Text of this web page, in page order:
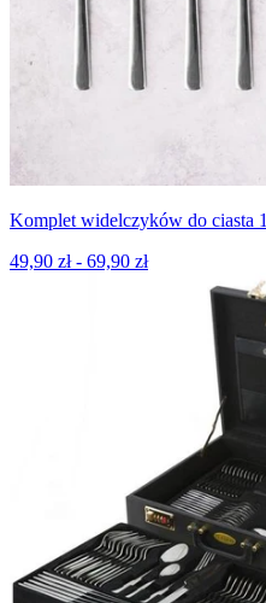
Komplet widelczyków do ciasta
49,90 zł - 69,90 zł